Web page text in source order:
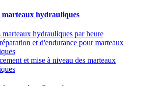
marteaux hydrauliques
marteaux hydrauliques par heure
et d'endurance pour marteaux
et mise à niveau des marteaux